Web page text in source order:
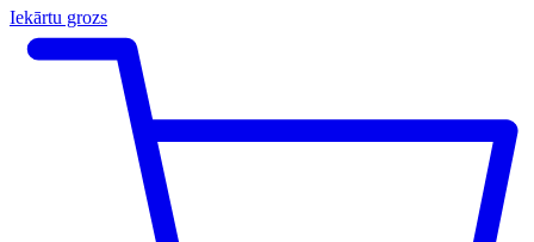
Iekārtu grozs